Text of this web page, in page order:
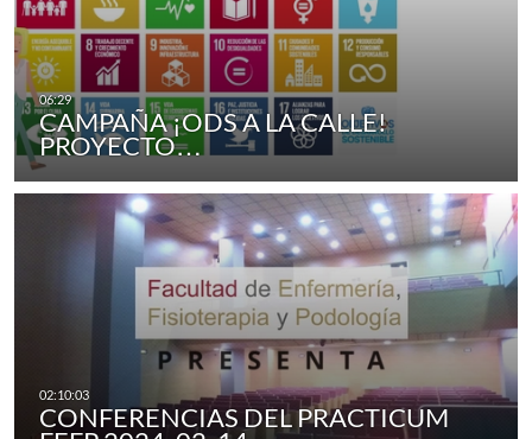
CAMPAÑA ¡ODS A LA CALLE!
PROYECTO…
CONFERENCIAS DEL PRACTICUM